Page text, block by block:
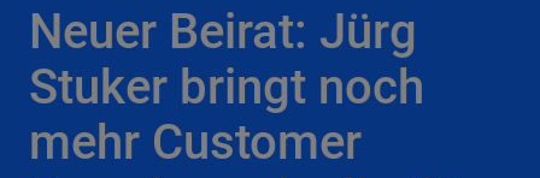
Neuer Beirat: Jürg
Stuker bringt noch
mehr Customer